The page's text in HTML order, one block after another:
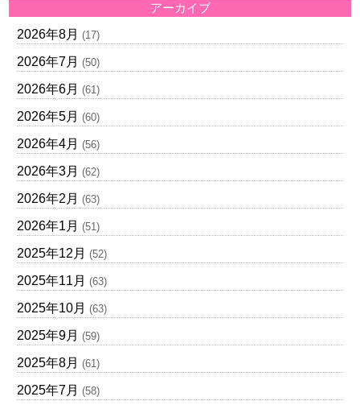
アーカイブ
2026年8月 (17)
2026年7月 (50)
2026年6月 (61)
2026年5月 (60)
2026年4月 (56)
2026年3月 (62)
2026年2月 (63)
2026年1月 (51)
2025年12月 (52)
2025年11月 (63)
2025年10月 (63)
2025年9月 (59)
2025年8月 (61)
2025年7月 (58)